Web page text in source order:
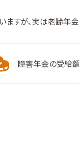
ますが、実は老齢年
障害年金の受給